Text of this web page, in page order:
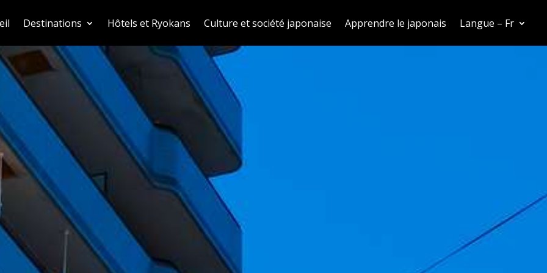
Destinations Hôtels et Ryokans Culture et société japonaise Apprendre le japonais Langue – Fr